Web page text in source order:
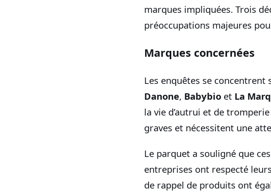
marques impliquées. Trois
préoccupations majeures
Marques concernées
Les enquêtes se
Danone, Babybio et La
la vie d’autrui et de
graves et nécessitent une
Le parquet a souligné que
entreprises ont respecté
de rappel de produits ont